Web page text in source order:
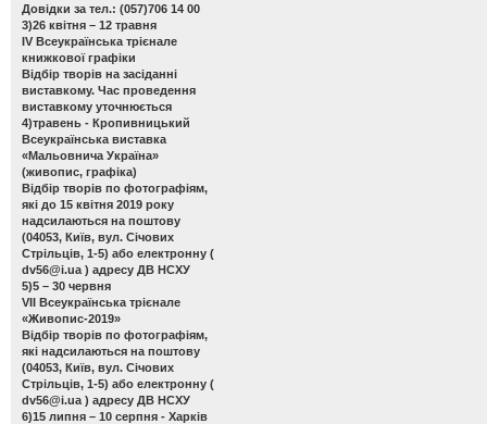
Довідки за тел.: (057)706 14 00
3)26 квітня – 12 травня
ІV Всеукраїнська трієнале
книжкової графіки
Відбір творів на засіданні
виставкому. Час проведення
виставкому уточнюється
4)травень - Кропивницький
Всеукраїнська виставка
«Мальовнича Україна»
(живопис, графіка)
Відбір творів по фотографіям,
які до 15 квітня 2019 року
надсилаються на поштову
(04053, Київ, вул. Січових
Стрільців, 1-5) або електронну (
dv56@i.ua ) адресу ДВ НСХУ
5)5 – 30 червня
VІІ Всеукраїнська трієнале
«Живопис-2019»
Відбір творів по фотографіям,
які надсилаються на поштову
(04053, Київ, вул. Січових
Стрільців, 1-5) або електронну (
dv56@i.ua ) адресу ДВ НСХУ
6)15 липня – 10 серпня - Харків